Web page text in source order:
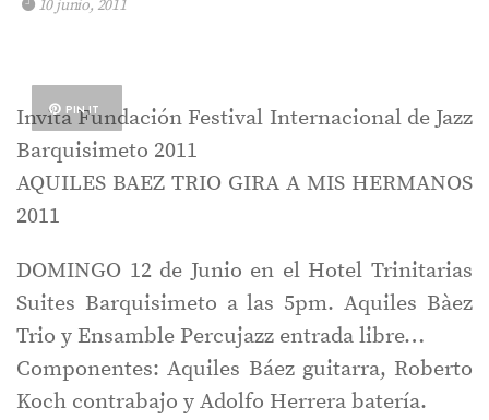
10 junio, 2011
PIN IT
Invita Fundación Festival Internacional de Jazz
Barquisimeto 2011
AQUILES BAEZ TRIO GIRA A MIS HERMANOS
2011
DOMINGO 12 de Junio en el Hotel Trinitarias
Suites Barquisimeto a las 5pm. Aquiles Bàez
Trio y Ensamble Percujazz entrada libre…
Componentes: Aquiles Báez guitarra, Roberto
Koch contrabajo y Adolfo Herrera batería.